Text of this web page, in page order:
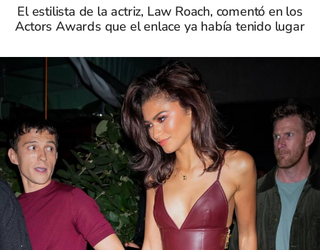
El estilista de la actriz, Law Roach, comentó en los
Actors Awards que el enlace ya había tenido lugar